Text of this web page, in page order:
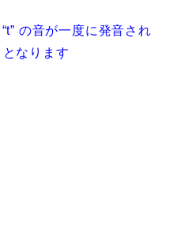
の音が一度に発音され
なります